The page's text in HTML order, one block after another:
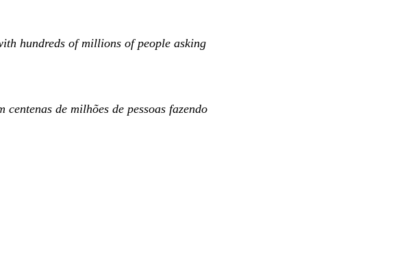
hundreds of millions of people asking
de milhões de pessoas fazendo